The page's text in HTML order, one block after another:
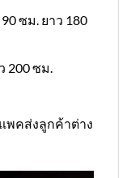
ซม. ยาว 180
200 ซม.
พคส่งลูกค้าต่าง